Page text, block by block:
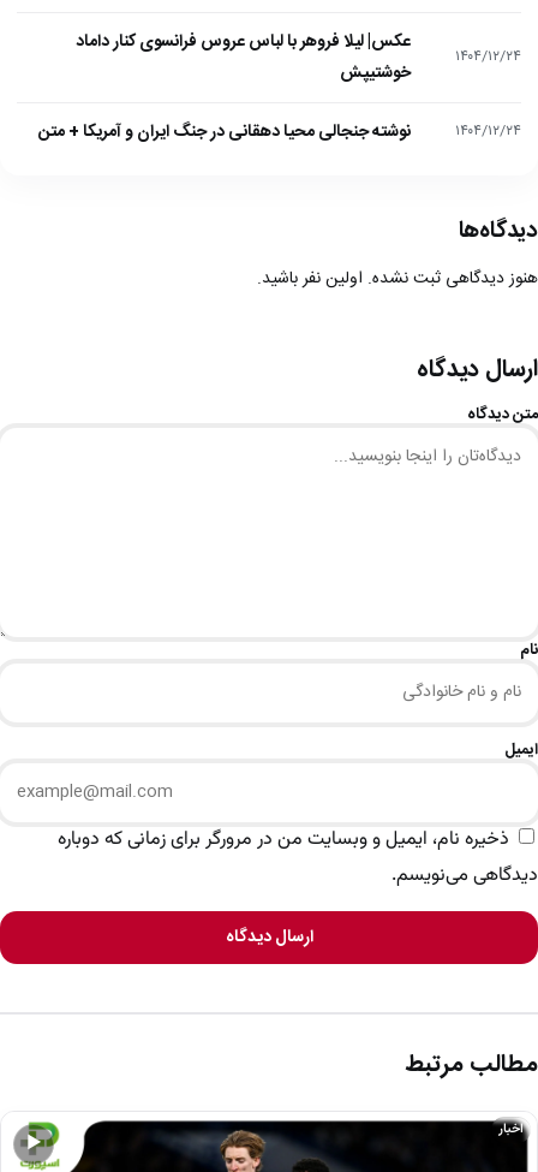
۱۴۰۴/۱۲/۲۴
عکس| لیلا فروهر با لباس عروس فرانسوی کنار داماد
خوشتیپش
۱۴۰۴/۱۲/۲۴ نوشته جنجالی محیا دهقانی در جنگ ایران و آمریکا + متن
دیدگاه‌ها
هنوز دیدگاهی ثبت نشده. اولین نفر باشید.
ارسال دیدگاه
متن دیدگاه
نام
ایمیل
ذخیره نام، ایمیل و وبسایت من در مرورگر برای زمانی که دوباره
دیدگاهی می‌نویسم.
ارسال دیدگاه
مطالب مرتبط
▶
اخبار